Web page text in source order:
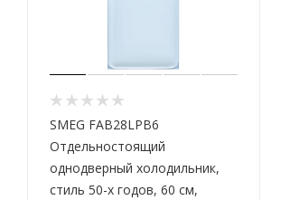
SMEG FAB28LPB6
Отдельностоящий
однодверный холодильник,
стиль 50-х годов, 60 см,